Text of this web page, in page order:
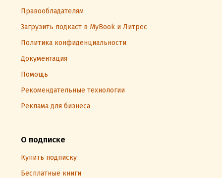
Правообладателям
Загрузить подкаст в MyBook и Литрес
Политика конфиденциальности
Документация
Помощь
Рекомендательные технологии
Реклама для бизнеса
О подписке
Купить подписку
Бесплатные книги